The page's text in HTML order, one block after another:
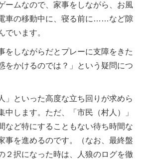
ームなので、家事をしながら、お風
車の移動中に、寝る前に……など隙
でいます。
しながらだとプレーに支障をきた
をかけるのでは？」という疑問につ
といった高度な立ち回りが求めら
中します。ただ、「市民（村人）」
など特にすることもない待ち時間な
事を進めるのです。（なお、最終盤
２択になった時は、人狼のログを徹